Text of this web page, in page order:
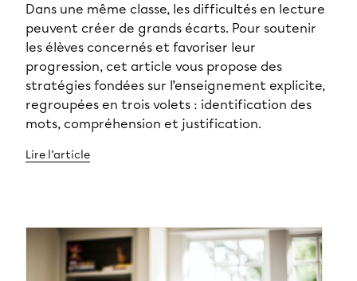
Dans une même classe, les difficultés en lecture
peuvent créer de grands écarts. Pour soutenir
les élèves concernés et favoriser leur
progression, cet article vous propose des
stratégies fondées sur l’enseignement explicite,
regroupées en trois volets : identification des
mots, compréhension et justification.
Lire l’article